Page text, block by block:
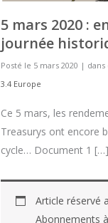
5 mars 2020 :
journée
Posté le 5 mars 2020 | dans
3.4 Europe
Ce 5 mars, les
Treasurys ont encore
cycle… Document 1 […]
Article réservé
Abonnements